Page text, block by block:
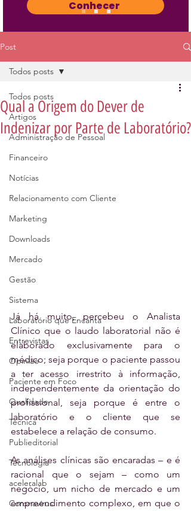
Conhecer
Post
Todos posts
Artigos
Administração de Pessoal
Financeiro
Notícias
Relacionamento com Cliente
Marketing
Downloads
Mercado
Gestão
Sistema
Laboratório que Encanta
Entrevistas
Opinião
Paciente em Foco
Qualidade
Técnica
Publieditorial
Tecnologia
aceleralab
Coronavírus
Todos posts
Qual a Origem do Dever de
Indenizar por Parte de Laboratório?
Já há muito, percebeu o Analista
Clínico que o laudo laboratorial não é
elaborado exclusivamente para o
médico; seja porque o paciente passou
a ter acesso irrestrito à informação,
independentemente da orientação do
profissional, seja porque é entre o
laboratório e o cliente que se
estabelece a relação de consumo.
As análises clínicas são encaradas – e é
racional que o sejam – como um
negócio, um nicho de mercado e um
empreendimento complexo, em que o